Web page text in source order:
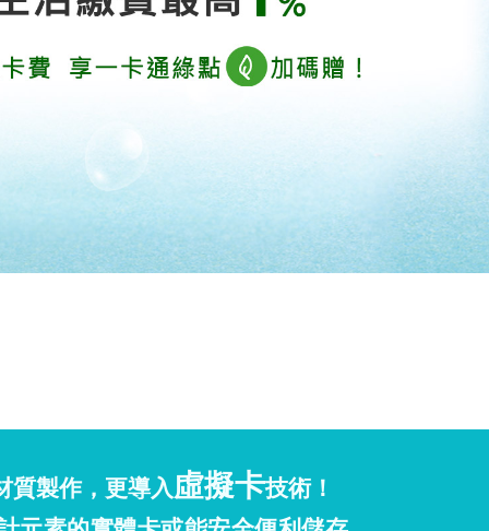
質製作，更導入虛擬卡技術！